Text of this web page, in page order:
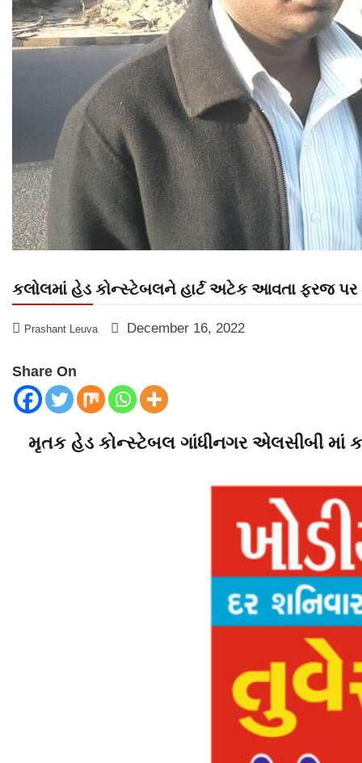
કલોલમાં હેડ કોન્સ્ટેબલને હાર્ટ અટેક આવતા ફરજ પર
Prashant Leuva December 16, 2022
Share On
મૃતક હેડ કોન્સ્ટેબલ ગાંધીનગર એલસીબી માં